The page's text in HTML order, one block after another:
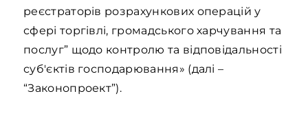
реєстраторів розрахункових операцій у
сфері торгівлі, громадського харчування та
послуг” щодо контролю та відповідальності
суб'єктів господарювання» (далі –
“Законопроект”).